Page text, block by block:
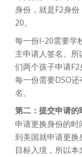
身份，就是F2身
20。
每一份I-20需要学
主申请人签名。
们两个孩子申请
每一份需要DSO
名。
第二：提交申请的
申请更换身份的
到美国就申请更
目标入境，所以